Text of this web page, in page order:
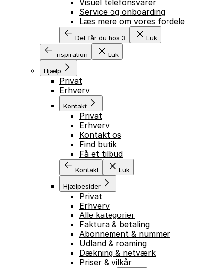
Visuel telefonsvarer
Service og onboarding
Læs mere om vores fordele
Det får du hos 3 Luk
Inspiration Luk
Hjælp
Privat
Erhverv
Kontakt
Privat
Erhverv
Kontakt os
Find butik
Få et tilbud
Kontakt Luk
Hjælpesider
Privat
Erhverv
Alle kategorier
Faktura & betaling
Abonnement & nummer
Udland & roaming
Dækning & netværk
Priser & vilkår